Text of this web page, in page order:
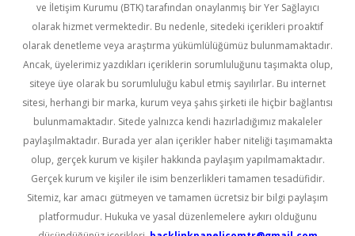
ve İletişim Kurumu (BTK) tarafından onaylanmış bir Yer Sağlayıcı
olarak hizmet vermektedir. Bu nedenle, sitedeki içerikleri proaktif
olarak denetleme veya araştırma yükümlülüğümüz bulunmamaktadır.
Ancak, üyelerimiz yazdıkları içeriklerin sorumluluğunu taşımakta olup,
siteye üye olarak bu sorumluluğu kabul etmiş sayılırlar. Bu internet
sitesi, herhangi bir marka, kurum veya şahıs şirketi ile hiçbir bağlantısı
bulunmamaktadır. Sitede yalnızca kendi hazırladığımız makaleler
paylaşılmaktadır. Burada yer alan içerikler haber niteliği taşımamakta
olup, gerçek kurum ve kişiler hakkında paylaşım yapılmamaktadır.
Gerçek kurum ve kişiler ile isim benzerlikleri tamamen tesadüfidir.
Sitemiz, kar amacı gütmeyen ve tamamen ücretsiz bir bilgi paylaşım
platformudur. Hukuka ve yasal düzenlemelere aykırı olduğunu